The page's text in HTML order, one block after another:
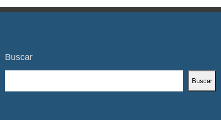
Buscar
Buscar